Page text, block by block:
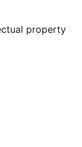
property